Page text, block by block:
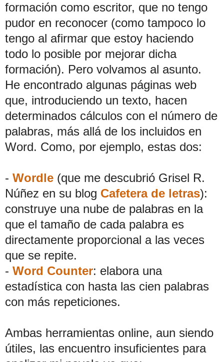
formación como escritor, que no tengo
pudor en reconocer (como tampoco lo
tengo al afirmar que estoy haciendo
todo lo posible por mejorar dicha
formación). Pero volvamos al asunto.
He encontrado algunas páginas web
que, introduciendo un texto, hacen
determinados cálculos con el número de
palabras, más allá de los incluidos en
Word. Como, por ejemplo, estas dos:
- Wordle (que me descubrió Grisel R.
Núñez en su blog Cafetera de letras):
construye una nube de palabras en la
que el tamaño de cada palabra es
directamente proporcional a las veces
que se repite.
- Word Counter: elabora una
estadística con hasta las cien palabras
con más repeticiones.
Ambas herramientas online, aun siendo
útiles, las encuentro insuficientes para